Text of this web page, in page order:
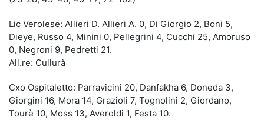
Lic Verolese: Allieri D. Allieri A. 0, Di Giorgio 2, Boni 5,
Dieye, Russo 4, Minini 0, Pellegrini 4, Cucchi 25, Amoruso
0, Negroni 9, Pedretti 21.
All.re: Cullurà
Cxo Ospitaletto: Parravicini 20, Danfakha 6, Doneda 3,
Giorgini 16, Mora 14, Grazioli 7, Tognolini 2, Giordano,
Tourè 10, Moss 13, Averoldi 1, Festa 10.